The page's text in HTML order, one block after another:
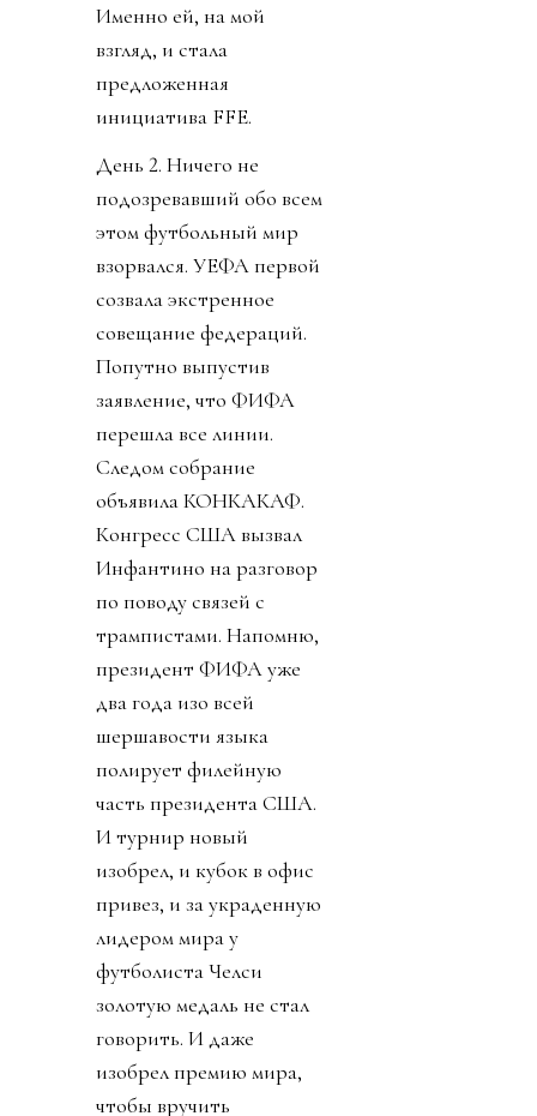
Именно ей, на мой
взгляд, и стала
предложенная
инициатива FFE.
День 2. Ничего не
подозревавший обо всем
этом футбольный мир
взорвался. УЕФА первой
созвала экстренное
совещание федераций.
Попутно выпустив
заявление, что ФИФА
перешла все линии.
Следом собрание
объявила КОНКАКАФ.
Конгресс США вызвал
Инфантино на разговор
по поводу связей с
трампистами. Напомню,
президент ФИФА уже
два года изо всей
шершавости языка
полирует филейную
часть президента США.
И турнир новый
изобрел, и кубок в офис
привез, и за украденную
лидером мира у
футболиста Челси
золотую медаль не стал
говорить. И даже
изобрел премию мира,
чтобы вручить